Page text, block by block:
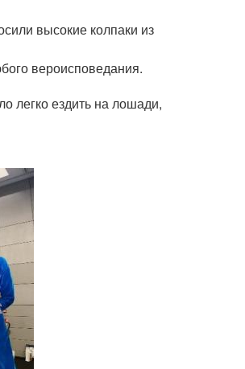
высокие колпаки из
вероисповедания.
легко ездить на лошади,